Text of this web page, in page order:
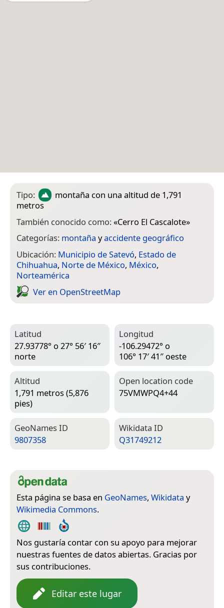
Tipo: montaña con una altitud de 1,791
metros
También conocido como:«Cerro El Cascalote»
Categorías: montaña yaccidente geográfico
Ubicación: Municipio de Satevó, Estado de
Chihuahua, Norte de México, México,
Norteamérica
Ver en Open­Street­Map
Latitud
27.93778° o 27° 56′ 16″
norte
Longitud
-106.29472° o
106° 17′ 41″ oeste
Altitud
1,791 metros (5,876
pies)
Open location code
75VMWPQ4+44
Geo­Names ID
9807358
Wiki­data ID
Q31749212
Esta página se basa en GeoNames, Wikidata y
Wikimedia Commons.
Nos gustaría contar con su apoyo para mejorar
nuestras fuentes de datos abiertas. Gracias por
sus contribuciones.
Editar este lugar